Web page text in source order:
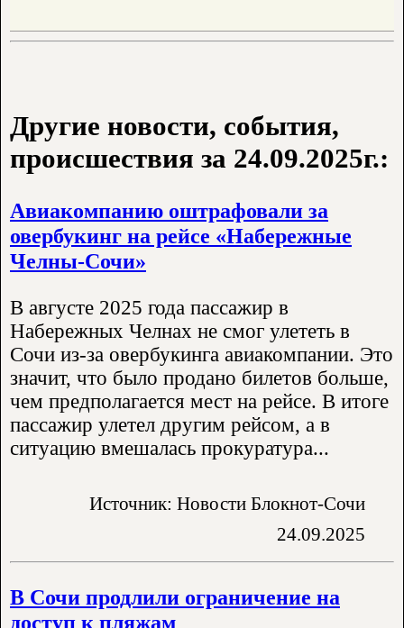
Другие новости, события,
происшествия за 24.09.2025г.:
Авиакомпанию оштрафовали за
овербукинг на рейсе «Набережные
Челны-Сочи»
В августе 2025 года пассажир в
Набережных Челнах не смог улететь в
Сочи из-за овербукинга авиакомпании. Это
значит, что было продано билетов больше,
чем предполагается мест на рейсе. В итоге
пассажир улетел другим рейсом, а в
ситуацию вмешалась прокуратура...
Источник: Новости Блокнот-Сочи
24.09.2025
В Сочи продлили ограничение на
доступ к пляжам